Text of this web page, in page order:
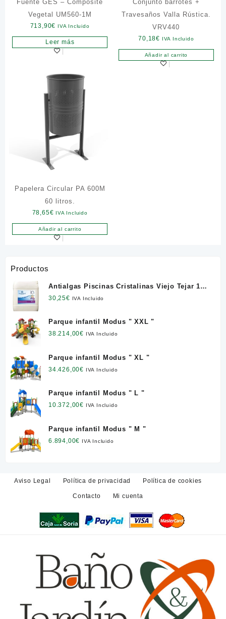
Fuente GES – Composite
Vegetal UM560-1M
713,90€ IVA Incluido
Leer más
Conjunto barrotes +
Travesaños Valla Rústica.
VRV440
70,18€ IVA Incluido
Añadir al carrito
Papelera Circular PA 600M
60 litros.
78,65€ IVA Incluido
Añadir al carrito
Productos
Antialgas Piscinas Cristalinas Viejo Tejar 12
l. NETO
30,25€ IVA Incluido
Parque infantil Modus " XXL "
38.214,00€ IVA Incluido
Parque infantil Modus " XL "
34.426,00€ IVA Incluido
Parque infantil Modus " L "
10.372,00€ IVA Incluido
Parque infantil Modus " M "
6.894,00€ IVA Incluido
Aviso Legal Política de privacidad Política de cookies
Contacto Mi cuenta